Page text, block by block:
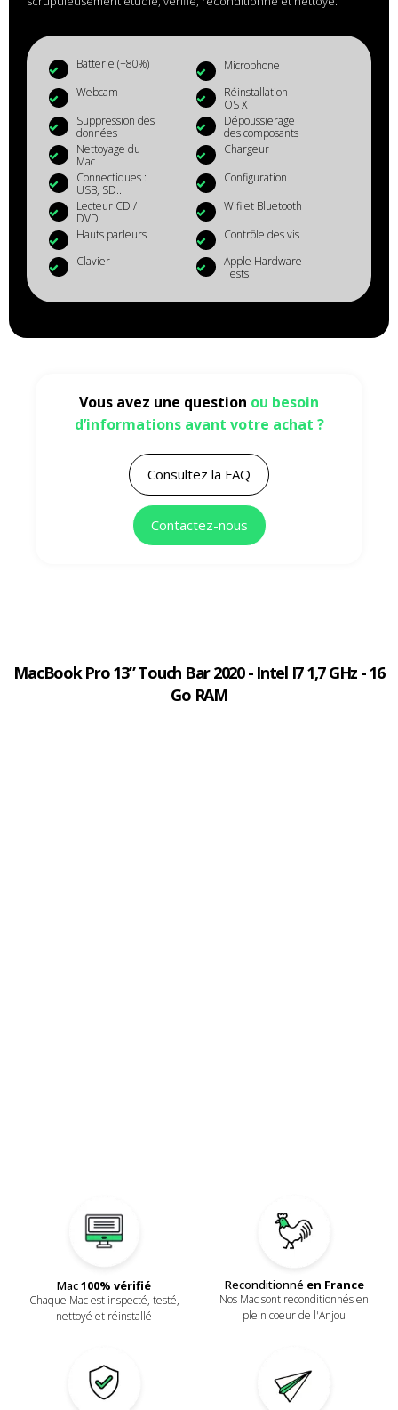
Batterie (+80%)
Microphone
Webcam
Réinstallation
OS X
Suppression des
données
Dépoussierage
des composants
Nettoyage du
Mac
Chargeur
Connectiques :
USB, SD...
Configuration
Lecteur CD /
DVD
Wifi et Bluetooth
Hauts parleurs
Contrôle des vis
Clavier
Apple Hardware
Tests
Vous avez une question ou besoin
d’informations avant votre achat ?
Consultez la FAQ
Contactez-nous
MacBook Pro 13” Touch Bar 2020 - Intel I7 1,7 GHz - 16
Go RAM
Mac100% vérifié
Chaque Mac est inspecté, testé,
nettoyé et réinstallé
Reconditionné en France
Nos Mac sont reconditionnés en
plein coeur de l'Anjou